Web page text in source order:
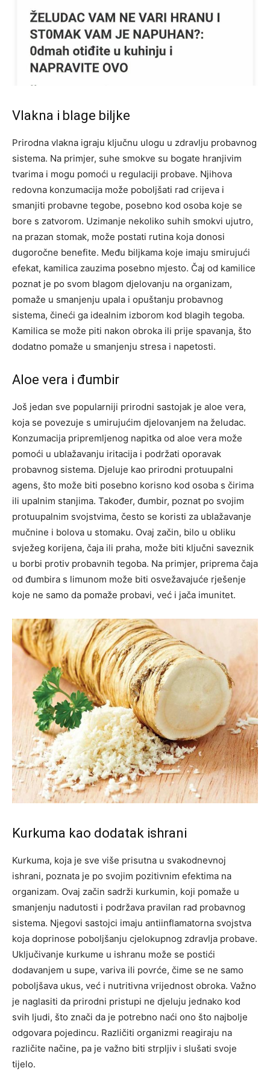
Vlakna i blage biljke
Prirodna vlakna igraju ključnu ulogu u zdravlju probavnog
sistema. Na primjer, suhe smokve su bogate hranjivim
tvarima i mogu pomoći u regulaciji probave. Njihova
redovna konzumacija može poboljšati rad crijeva i
smanjiti probavne tegobe, posebno kod osoba koje se
bore s zatvorom. Uzimanje nekoliko suhih smokvi ujutro,
na prazan stomak, može postati rutina koja donosi
dugoročne benefite. Među biljkama koje imaju smirujući
efekat, kamilica zauzima posebno mjesto. Čaj od kamilice
poznat je po svom blagom djelovanju na organizam,
pomaže u smanjenju upala i opuštanju probavnog
sistema, čineći ga idealnim izborom kod blagih tegoba.
Kamilica se može piti nakon obroka ili prije spavanja, što
dodatno pomaže u smanjenju stresa i napetosti.
Aloe vera i đumbir
Još jedan sve popularniji prirodni sastojak je aloe vera,
koja se povezuje s umirujućim djelovanjem na želudac.
Konzumacija pripremljenog napitka od aloe vera može
pomoći u ublažavanju iritacija i podržati oporavak
probavnog sistema. Djeluje kao prirodni protuupalni
agens, što može biti posebno korisno kod osoba s čirima
ili upalnim stanjima. Također, đumbir, poznat po svojim
protuupalnim svojstvima, često se koristi za ublažavanje
mučnine i bolova u stomaku. Ovaj začin, bilo u obliku
svježeg korijena, čaja ili praha, može biti ključni saveznik
u borbi protiv probavnih tegoba. Na primjer, priprema čaja
od đumbira s limunom može biti osvežavajuće rješenje
koje ne samo da pomaže probavi, već i jača imunitet.
Kurkuma kao dodatak ishrani
Kurkuma, koja je sve više prisutna u svakodnevnoj
ishrani, poznata je po svojim pozitivnim efektima na
organizam. Ovaj začin sadrži kurkumin, koji pomaže u
smanjenju nadutosti i podržava pravilan rad probavnog
sistema. Njegovi sastojci imaju antiinflamatorna svojstva
koja doprinose poboljšanju cjelokupnog zdravlja probave.
Uključivanje kurkume u ishranu može se postići
dodavanjem u supe, variva ili povrće, čime se ne samo
poboljšava ukus, već i nutritivna vrijednost obroka. Važno
je naglasiti da prirodni pristupi ne djeluju jednako kod
svih ljudi, što znači da je potrebno naći ono što najbolje
odgovara pojedincu. Različiti organizmi reagiraju na
različite načine, pa je važno biti strpljiv i slušati svoje
tijelo.